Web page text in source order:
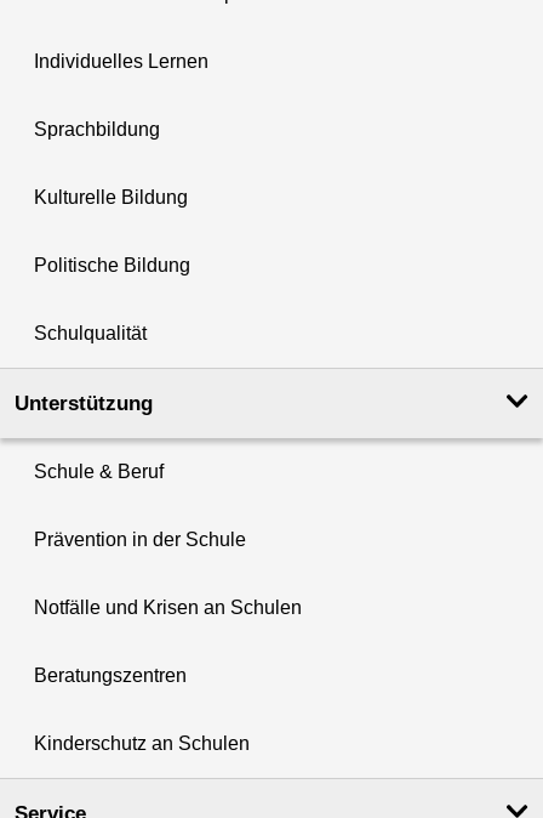
Individuelles Lernen
Sprachbildung
Kulturelle Bildung
Politische Bildung
Schulqualität
Unterstützung
Schule & Beruf
Prävention in der Schule
Notfälle und Krisen an Schulen
Beratungszentren
Kinderschutz an Schulen
Service